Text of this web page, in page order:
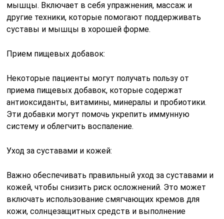
мышцы. Включает в себя упражнения, массаж и
другие техники, которые помогают поддерживать
суставы и мышцы в хорошей форме.
Прием пищевых добавок:
Некоторые пациенты могут получать пользу от
приема пищевых добавок, которые содержат
антиоксиданты, витамины, минералы и пробиотики.
Эти добавки могут помочь укрепить иммунную
систему и облегчить воспаление.
Уход за суставами и кожей:
Важно обеспечивать правильный уход за суставами и
кожей, чтобы снизить риск осложнений. Это может
включать использование смягчающих кремов для
кожи, солнцезащитных средств и выполнение